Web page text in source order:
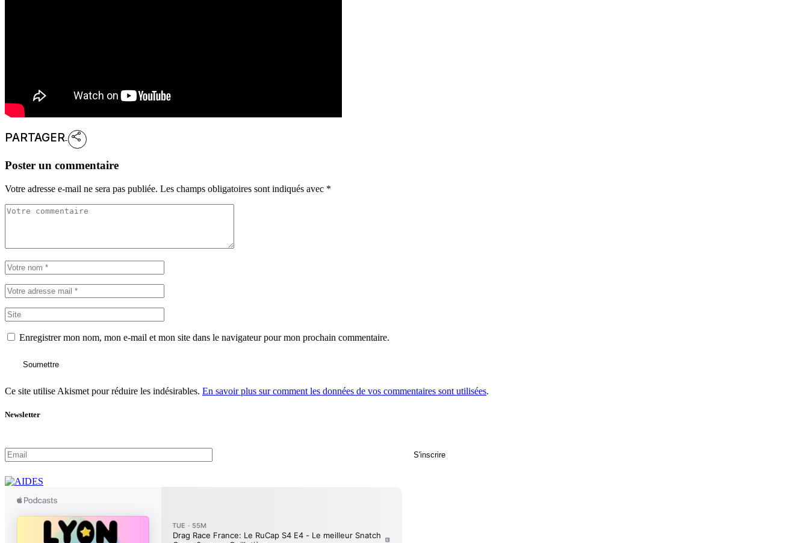
PARTAGER
Poster un commentaire
Votre adresse e-mail ne sera pas publiée. Les champs obligatoires sont indiqués avec *
Enregistrer mon nom, mon e-mail et mon site dans le navigateur pour mon prochain commentaire.
Soumettre
Ce site utilise Akismet pour réduire les indésirables. En savoir plus sur comment les données de vos commentaires sont utilisées.
Newsletter
S'inscrire